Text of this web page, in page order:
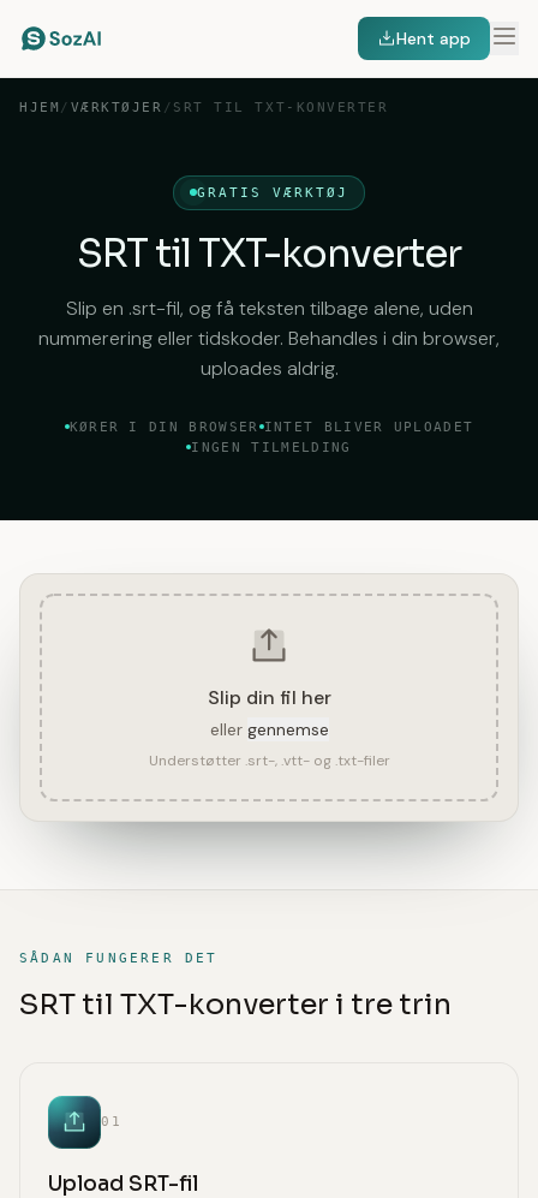
Hent app
HJEM / VÆRKTØJER / SRT TIL TXT-KONVERTER
GRATIS VÆRKTØJ
SRT til TXT-konverter
Slip en .srt-fil, og få teksten tilbage alene, uden
nummerering eller tidskoder. Behandles i din browser,
uploades aldrig.
KØRER I DIN BROWSER INTET BLIVER UPLOADET
INGEN TILMELDING
Slip din fil her
eller gennemse
Understøtter .srt-, .vtt- og .txt-filer
SÅDAN FUNGERER DET
SRT til TXT-konverter i tre trin
01
Upload SRT-fil